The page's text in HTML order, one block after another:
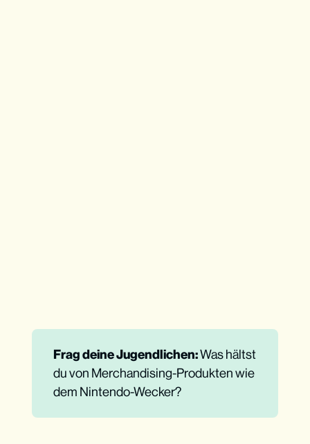
Frag deine Jugendlichen: Was hältst
du von Merchandising-Produkten wie
dem Nintendo-Wecker?